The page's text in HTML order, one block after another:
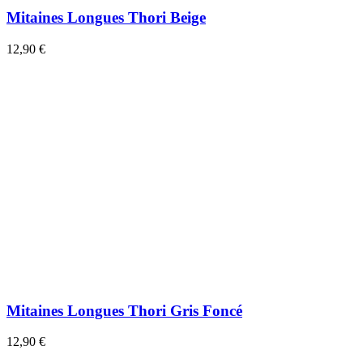
Mitaines Longues Thori Beige
12,90 €
Mitaines Longues Thori Gris Foncé
12,90 €